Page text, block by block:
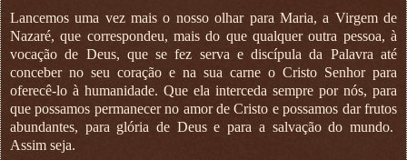
Lancemos uma vez mais o nosso olhar para Maria, a Virgem de
Nazaré, que correspondeu, mais do que qualquer outra pessoa, à
vocação de Deus, que se fez serva e discípula da Palavra até
conceber no seu coração e na sua carne o Cristo Senhor para
oferecê-lo à humanidade. Que ela interceda sempre por nós, para
que possamos permanecer no amor de Cristo e possamos dar frutos
abundantes, para glória de Deus e para a salvação do mundo.
Assim seja.